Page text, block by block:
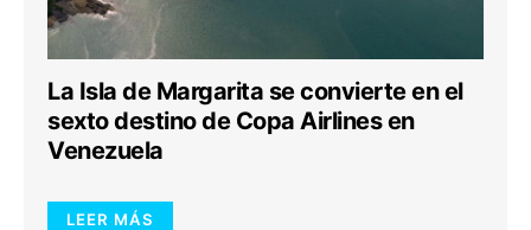
La Isla de Margarita se convierte en el
sexto destino de Copa Airlines en
Venezuela
LEER MÁS